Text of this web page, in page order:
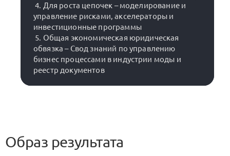
4. Для роста цепочек – моделирование и
управление рисками, акселераторы и
инвестиционные программы
обвязка – Свод знаний по управлению
бизнес процессами в индустрии моды и
реестр документов
Образ результата